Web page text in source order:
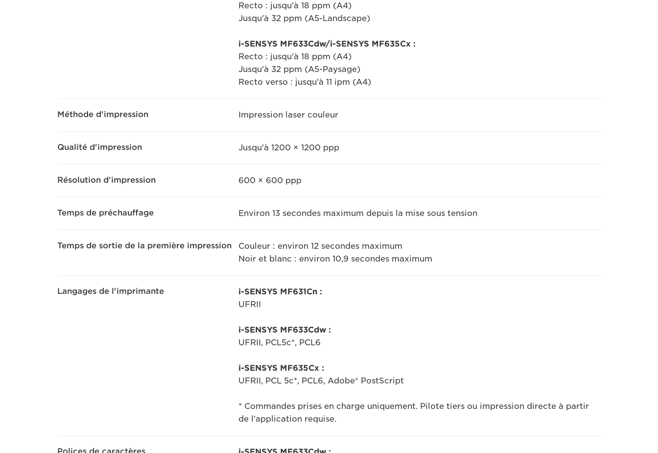
Recto : jusqu'à 18 ppm (A4)
Jusqu'à 32 ppm (A5-Landscape)
i-SENSYS MF633Cdw/i-SENSYS MF635Cx :
Recto : jusqu'à 18 ppm (A4)
Jusqu'à 32 ppm (A5-Paysage)
Recto verso : jusqu'à 11 ipm (A4)
Méthode d'impression Impression laser couleur
Qualité d'impression Jusqu'à 1200 × 1200 ppp
Résolution d'impression 600 × 600 ppp
Temps de préchauffage Environ 13 secondes maximum depuis la mise sous tension
Temps de sortie de la première impression
Couleur : environ 12 secondes maximum
Noir et blanc : environ 10,9 secondes maximum
Langages de l'imprimante
i-SENSYS MF631Cn :
UFRII
i-SENSYS MF633Cdw :
UFRII, PCL5c*, PCL6
i-SENSYS MF635Cx :
UFRII, PCL 5c*, PCL6, Adobe® PostScript
* Commandes prises en charge uniquement. Pilote tiers ou impression directe à partir
de l'application requise.